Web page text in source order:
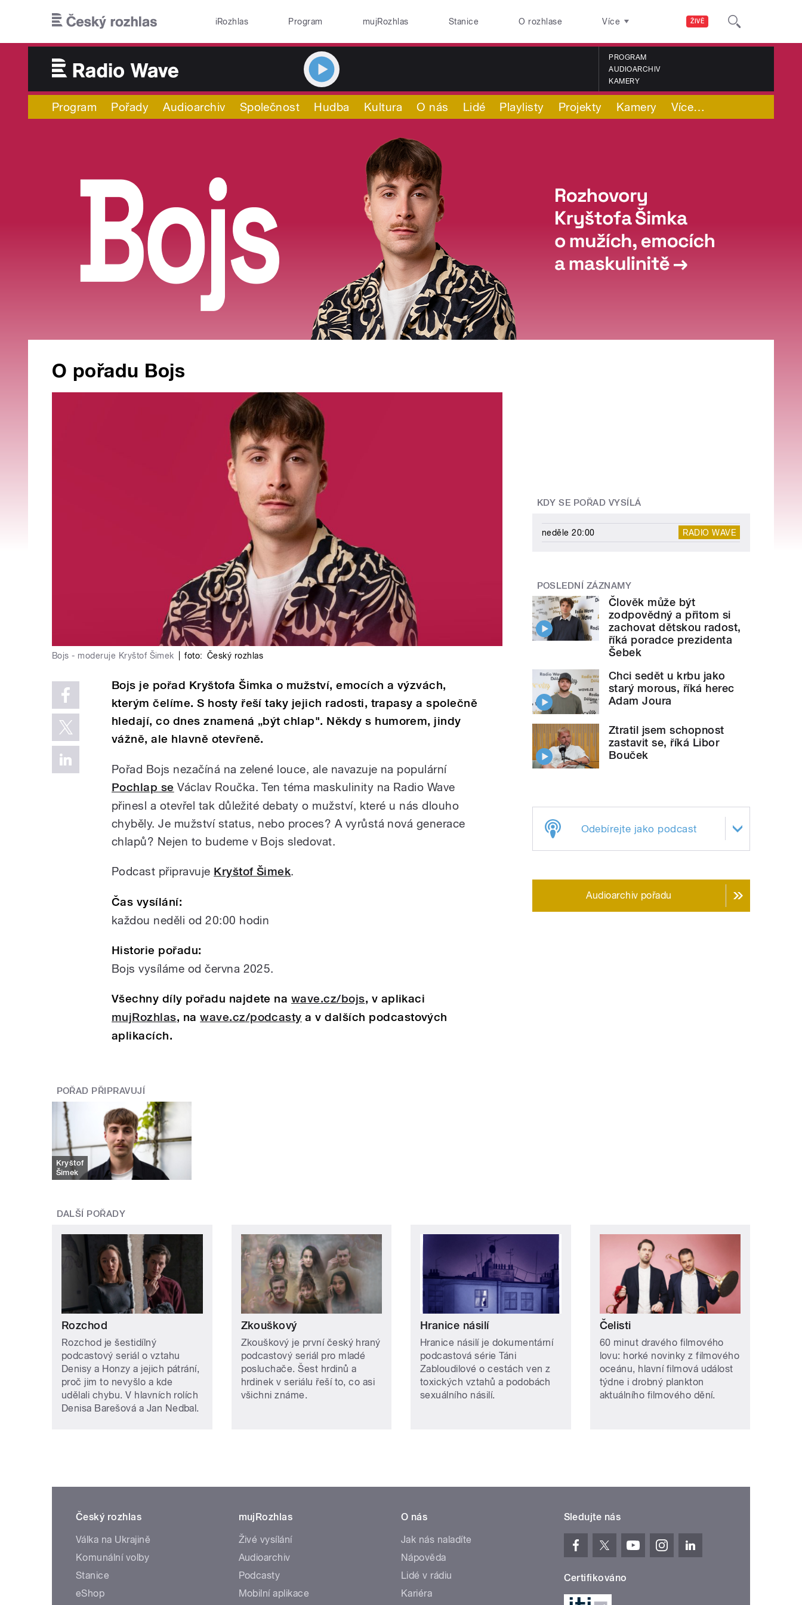
ŽIVĚ
iRozhlas Program mujRozhlas Stanice O rozhlase Více
PROGRAM
AUDIOARCHIV
KAMERY
Program Pořady Audioarchiv Společnost Hudba Kultura O nás Lidé Playlisty Projekty Kamery Více…
O pořadu Bojs
Bojs - moderuje Kryštof Šimek foto: Český rozhlas
Bojs je pořad Kryštofa Šimka o mužství, emocích a výzvách,
kterým čelíme. S hosty řeší taky jejich radosti, trapasy a společně
hledají, co dnes znamená „být chlap". Někdy s humorem, jindy
vážně, ale hlavně otevřeně.
Pořad Bojs nezačíná na zelené louce, ale navazuje na populární
Pochlap se Václav Roučka. Ten téma maskulinity na Radio Wave
přinesl a otevřel tak důležité debaty o mužství, které u nás dlouho
chyběly. Je mužství status, nebo proces? A vyrůstá nová generace
chlapů? Nejen to budeme v Bojs sledovat.
Podcast připravuje Kryštof Šimek.
Čas vysílání:
každou neděli od 20:00 hodin
Historie pořadu:
Bojs vysíláme od června 2025.
Všechny díly pořadu najdete na wave.cz/bojs, v aplikaci
mujRozhlas, nawave.cz/podcasty a v dalších podcastových
aplikacích.
KDY SE POŘAD VYSÍLÁ
neděle 20:00 RADIO WAVE
POSLEDNÍ ZÁZNAMY
Člověk může být
zodpovědný a přitom si
zachovat dětskou radost,
říká poradce prezidenta
Šebek
Chci sedět u krbu jako
starý morous, říká herec
Adam Joura
Ztratil jsem schopnost
zastavit se, říká Libor
Bouček
Odebírejte jako podcast
Audioarchiv pořadu
POŘAD PŘIPRAVUJÍ
Kryštof
Šimek
DALŠÍ POŘADY
Rozchod
Rozchod je šestidílný
podcastový seriál o vztahu
Denisy a Honzy a jejich pátrání,
proč jim to nevyšlo a kde
udělali chybu. V hlavních rolích
Denisa Barešová a Jan Nedbal.
Zkouškový
Zkouškový je první český hraný
podcastový seriál pro mladé
posluchače. Šest hrdinů a
hrdinek v seriálu řeší to, co asi
všichni známe.
Hranice násilí
Hranice násilí je dokumentární
podcastová série Táni
Zabloudilové o cestách ven z
toxických vztahů a podobách
sexuálního násilí.
Čelisti
60 minut dravého filmového
lovu: horké novinky z filmového
oceánu, hlavní filmová událost
týdne i drobný plankton
aktuálního filmového dění.
Český rozhlas
Válka na Ukrajině
Komunální volby
Stanice
eShop
mujRozhlas
Živé vysílání
Audioarchiv
Podcasty
Mobilní aplikace
O nás
Jak nás naladíte
Nápověda
Lidé v rádiu
Kariéra
Sledujte nás
Certifikováno